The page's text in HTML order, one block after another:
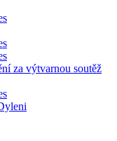
za výtvarnou soutěž